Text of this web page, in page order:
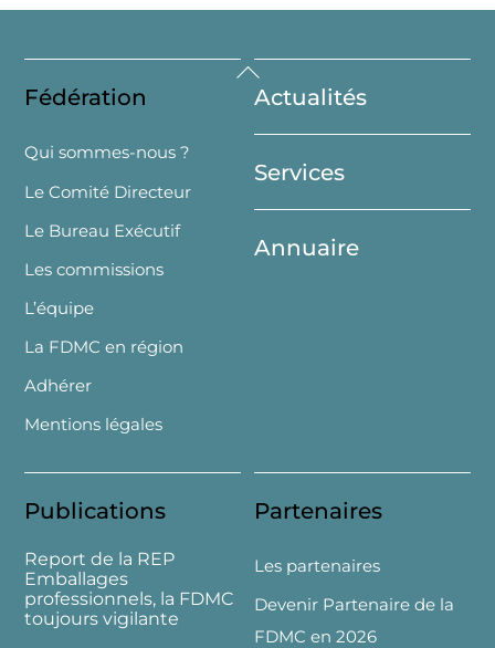
Back
To
Top
Fédération
Qui sommes-nous ?
Le Comité Directeur
Le Bureau Exécutif
Les commissions
L’équipe
La FDMC en région
Adhérer
Mentions légales
Actualités
Services
Annuaire
Publications
Report de la REP
Emballages
professionnels, la FDMC
toujours vigilante
Partenaires
Les partenaires
Devenir Partenaire de la
FDMC en 2026